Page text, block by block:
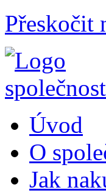
Přeskočit
Úvod
O
Jak